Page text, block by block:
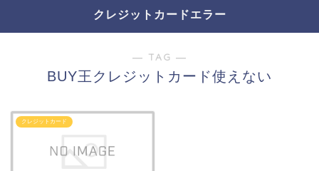
クレジットカードエラー
― TAG ―
BUY王クレジットカード使えない
クレジットカード